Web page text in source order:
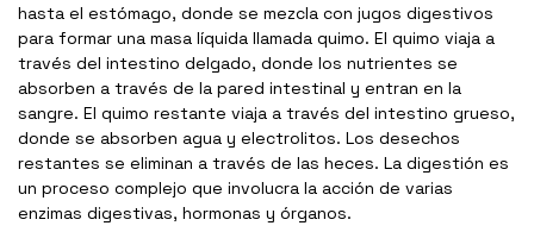
hasta el estómago, donde se mezcla con jugos digestivos
para formar una masa líquida llamada quimo. El quimo viaja a
través del intestino delgado, donde los nutrientes se
absorben a través de la pared intestinal y entran en la
sangre. El quimo restante viaja a través del intestino grueso,
donde se absorben agua y electrolitos. Los desechos
restantes se eliminan a través de las heces. La digestión es
un proceso complejo que involucra la acción de varias
enzimas digestivas, hormonas y órganos.